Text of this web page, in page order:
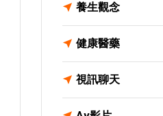
養生觀念
健康醫藥
視訊聊天